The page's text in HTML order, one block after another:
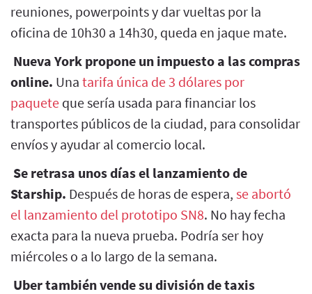
reuniones, powerpoints y dar vueltas por la
oficina de 10h30 a 14h30, queda en jaque mate.
Nueva York propone un impuesto a las compras
online. Una tarifa única de 3 dólares por
paquete que sería usada para financiar los
transportes públicos de la ciudad, para consolidar
envíos y ayudar al comercio local.
Se retrasa unos días el lanzamiento de
Starship. Después de horas de espera, se abortó
el lanzamiento del prototipo SN8. No hay fecha
exacta para la nueva prueba. Podría ser hoy
miércoles o a lo largo de la semana.
Uber también vende su división de taxis